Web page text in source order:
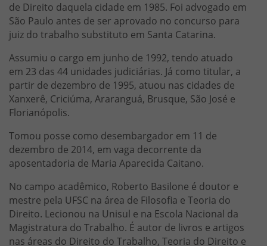
de Direito daquela cidade em 1985. Foi advogado em
São Paulo antes de ser aprovado no concurso para
juiz do trabalho substituto em Santa Catarina.
Assumiu o cargo em junho de 1992, tendo atuado
em 23 das 44 unidades judiciárias. Já como titular, a
partir de dezembro de 1995, atuou nas cidades de
Xanxerê, Criciúma, Araranguá, Brusque, São José e
Florianópolis.
Tomou posse como desembargador em 11 de
dezembro de 2014, em vaga decorrente da
aposentadoria de Maria Aparecida Caitano.
No campo acadêmico, Roberto Basilone é doutor e
mestre pela UFSC na área de Filosofia e Teoria do
Direito. Lecionou na Unisul e na Escola Nacional da
Magistratura do Trabalho. É autor de livros e artigos
nas áreas do Direito do Trabalho, Teoria do Direito e